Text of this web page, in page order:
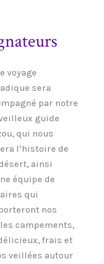
voyage
sera
par notre
guide
qui nous
l’histoire de
ainsi
équipe de
qui
nos
campements,
frais et
veillées autour